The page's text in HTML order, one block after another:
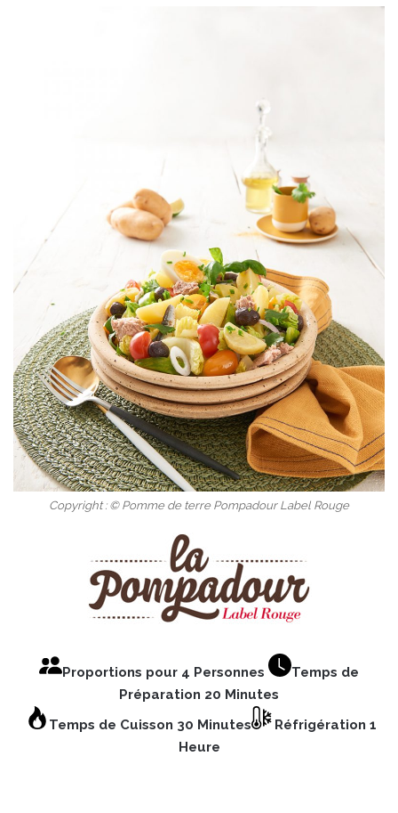
Copyright : © Pomme de terre Pompadour Label Rouge
Proportions pour 4 Personnes
Temps de
Préparation 20 Minutes
Temps de Cuisson 30 Minutes
Réfrigération 1
Heure